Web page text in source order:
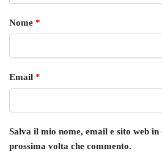
Nome *
Email *
Salva il mio nome, email e sito web
prossima volta che commento.